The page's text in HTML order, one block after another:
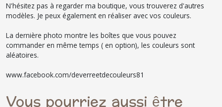
N'hésitez pas à regarder ma boutique, vous trouverez d'autres
modèles. Je peux également en réaliser avec vos couleurs.
La dernière photo montre les boîtes que vous pouvez
commander en même temps ( en option), les couleurs sont
aléatoires.
www.facebook.com/deverreetdecouleurs81
Vous pourriez aussi être